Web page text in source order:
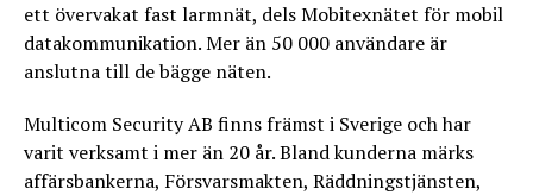
ett övervakat fast larmnät, dels Mobitexnätet för mobil
datakommunikation. Mer än 50 000 användare är
anslutna till de bägge näten.
Multicom Security AB finns främst i Sverige och har
varit verksamt i mer än 20 år. Bland kunderna märks
affärsbankerna, Försvarsmakten, Räddningstjänsten,